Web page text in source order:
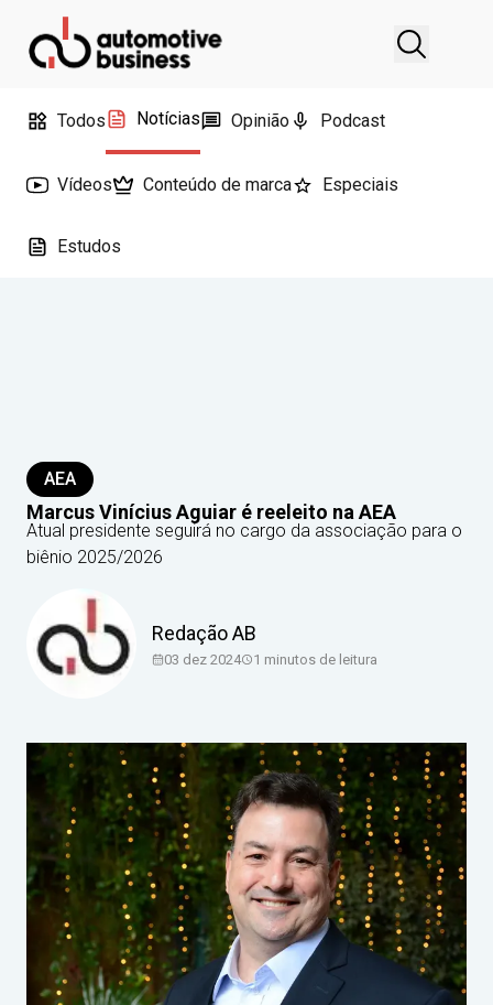
Todos Notícias Opinião Podcast
Vídeos Conteúdo de marca Especiais
Estudos
AEA
Marcus Vinícius Aguiar é reeleito na AEA
Atual presidente seguirá no cargo da associação para o
biênio 2025/2026
Redação AB
03 dez 2024 1 minutos de leitura